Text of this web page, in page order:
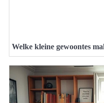
Welke kleine gewoontes